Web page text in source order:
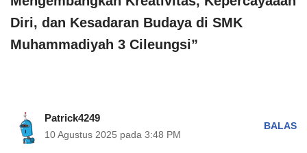
Diri, dan Kesadaran Budaya di SMK
Muhammadiyah 3 Cileungsi”
Patrick4249
10 Agustus 2025 pada 3:48 PM
BALAS